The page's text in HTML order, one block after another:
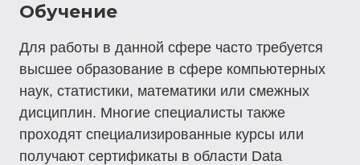
Обучение
Для работы в данной сфере часто требуется
высшее образование в сфере компьютерных
наук, статистики, математики или смежных
дисциплин. Многие специалисты также
проходят специализированные курсы или
получают сертификаты в области Data